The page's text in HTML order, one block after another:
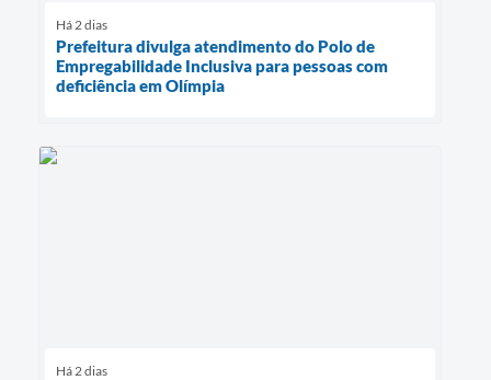
Há 2 dias
Prefeitura divulga atendimento do Polo de
Empregabilidade Inclusiva para pessoas com
deficiência em Olímpia
Há 2 dias